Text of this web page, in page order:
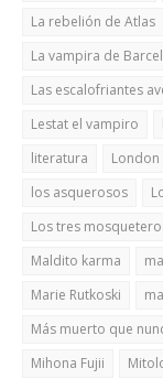
La rebelión de Atlas
La vampira de
Las escalofriantes
Lestat el vampiro
literatura
London
los asquerosos
Los tres
Maldito karma
Marie Rutkoski
Más muerto que
Mihona Fujii